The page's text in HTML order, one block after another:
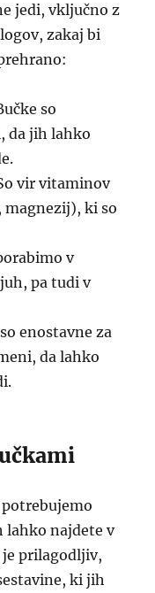
jedi, vključno z
zakaj bi
so
da jih lahko
vir vitaminov
magnezij), ki so
v
pa tudi v
enostavne za
da lahko
lahko najdete v
prilagodljiv,
ki jih